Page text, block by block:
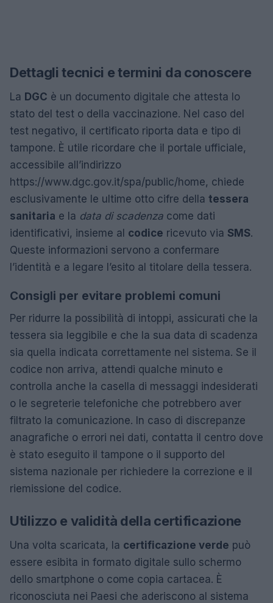
Dettagli tecnici e termini da conoscere
La DGC è un documento digitale che attesta lo
stato del test o della vaccinazione. Nel caso del
test negativo, il certificato riporta data e tipo di
tampone. È utile ricordare che il portale ufficiale,
accessibile all’indirizzo
https://www.dgc.gov.it/spa/public/home, chiede
esclusivamente le ultime otto cifre della tessera
sanitaria e la data di scadenza come dati
identificativi, insieme al codice ricevuto via SMS.
Queste informazioni servono a confermare
l’identità e a legare l’esito al titolare della tessera.
Consigli per evitare problemi comuni
Per ridurre la possibilità di intoppi, assicurati che la
tessera sia leggibile e che la sua data di scadenza
sia quella indicata correttamente nel sistema. Se il
codice non arriva, attendi qualche minuto e
controlla anche la casella di messaggi indesiderati
o le segreterie telefoniche che potrebbero aver
filtrato la comunicazione. In caso di discrepanze
anagrafiche o errori nei dati, contatta il centro dove
è stato eseguito il tampone o il supporto del
sistema nazionale per richiedere la correzione e il
riemissione del codice.
Utilizzo e validità della certificazione
Una volta scaricata, la certificazione verde può
essere esibita in formato digitale sullo schermo
dello smartphone o come copia cartacea. È
riconosciuta nei Paesi che aderiscono al sistema